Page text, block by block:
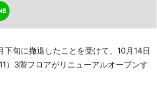
旬に撤退したことを受けて、10月14日
）3階フロアがリニューアルオープンす